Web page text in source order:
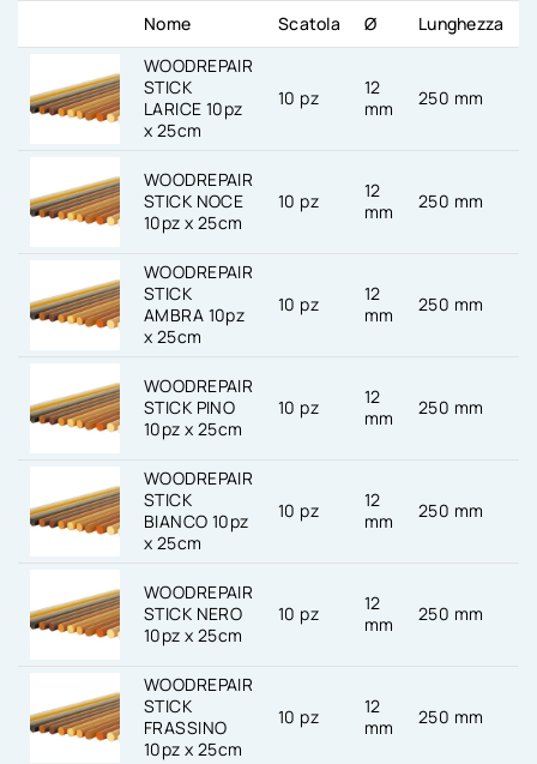
Nome Scatola Ø Lunghezza
WOODREPAIR
STICK
LARICE 10pz
x 25cm
10 pz
12
mm
250 mm
WOODREPAIR
STICK NOCE
10pz x 25cm
10 pz
12
mm
250 mm
WOODREPAIR
STICK
AMBRA 10pz
x 25cm
10 pz
12
mm
250 mm
WOODREPAIR
STICK PINO
10pz x 25cm
10 pz
12
mm
250 mm
WOODREPAIR
STICK
BIANCO 10pz
x 25cm
10 pz
12
mm
250 mm
WOODREPAIR
STICK NERO
10pz x 25cm
10 pz
12
mm
250 mm
WOODREPAIR
STICK
FRASSINO
10pz x 25cm
10 pz
12
mm
250 mm